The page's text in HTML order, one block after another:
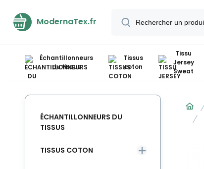
ModernaTex.fr
Échantillonneurs
du tissus
Tissus
coton
Tissu
Jersey
Sweat
ÉCHANTILLONNEURS DU
TISSUS
TISSUS COTON